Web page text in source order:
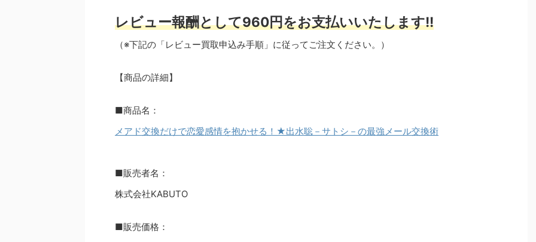
レビュー報酬として960円をお支払いいたします!!
（※下記の「レビュー買取申込み手順」に従ってご注文ください。）
【商品の詳細】
■商品名：
メアド交換だけで恋愛感情を抱かせる！★出水聡－サトシ－の最強メール交換術
■販売者名：
株式会社KABUTO
■販売価格：